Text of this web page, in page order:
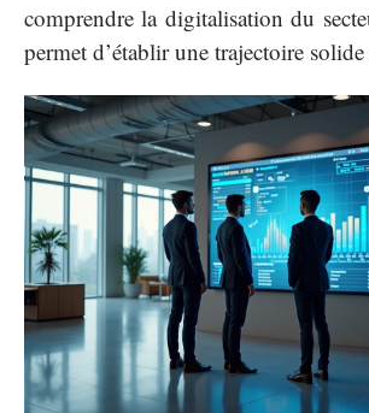
comprendre la digitalisation du
permet d’établir une trajectoire